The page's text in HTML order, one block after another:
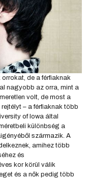
de a férfiaknak
nagyobb az orra, mint a
volt, de most a
– a férfiaknak több
of Iowa által
különbség a
származik. A
amihez több
és
kor körül válik
és a nők pedig több